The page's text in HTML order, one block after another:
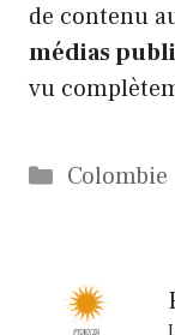
de contenu
médias
vu
Catégories
Colombie